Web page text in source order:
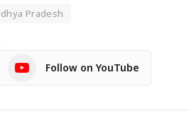
Pradesh
Follow on YouTube